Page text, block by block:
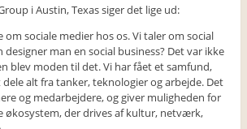
i Austin, Texas siger det lige ud:
sociale medier hos os. Vi taler om social
designer man en social business? Det var ikke
blev moden til det. Vi har fået et samfund,
alt fra tanker, teknologier og arbejde. Det
og medarbejdere, og giver muligheden for
økosystem, der drives af kultur, netværk,